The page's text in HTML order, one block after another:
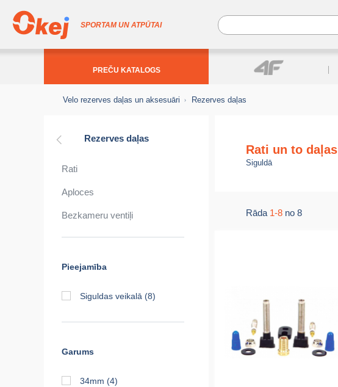
SPORTAM UN ATPŪTAI
PREČU KATALOGS
Velo rezerves daļas un aksesuāri Rezerves daļas
Rezerves daļas
Rati
Aploces
Bezkameru ventiļi
Pieejamība
Siguldas veikalā (8)
Garums
34mm (4)
Rati un to daļas
Siguldā
Rāda 1-8 no 8